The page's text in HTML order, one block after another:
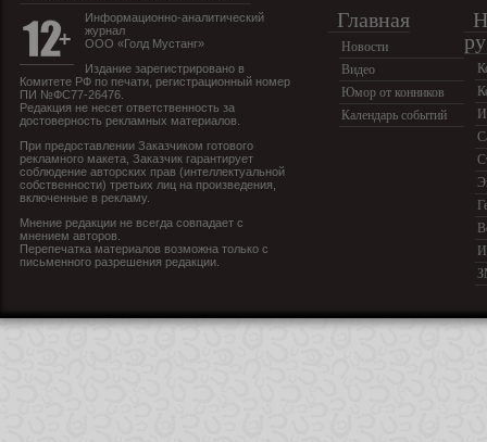
Информационно-аналитический
журнал
ООО «Голд Мустанг»
Издание зарегистрировано в
Комитете РФ по печати, регистрационный номер
ПИ №ФС77-26476.
Редакция не несет ответственность за
достоверность рекламных материалов.
При предоставлении Заказчиком готового
рекламного макета, Заказчик гарантирует
соблюдение авторских прав (интеллектуальной
собственности) третьих лиц на произведения,
включенные в рекламу.
Мнение редакции не всегда совпадает с
мнением авторов.
Перепечатка материалов возможна только с
письменного разрешения редакции.
Главная
Новости
Видео
Юмор от конников
Календарь событий